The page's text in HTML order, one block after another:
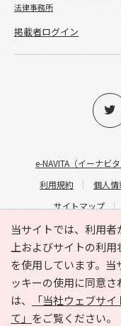
当サイトでは、利用
上およびサイトの利
を使用しています。
ッキーの使用に同意
は、
「当社ウェブサ
て」 をご覧ください。
e-NAVITA（イーナビ
利用規約
個人
サイトマップ
サイト
法律事務所
掲載者ログイン
Copyright ©